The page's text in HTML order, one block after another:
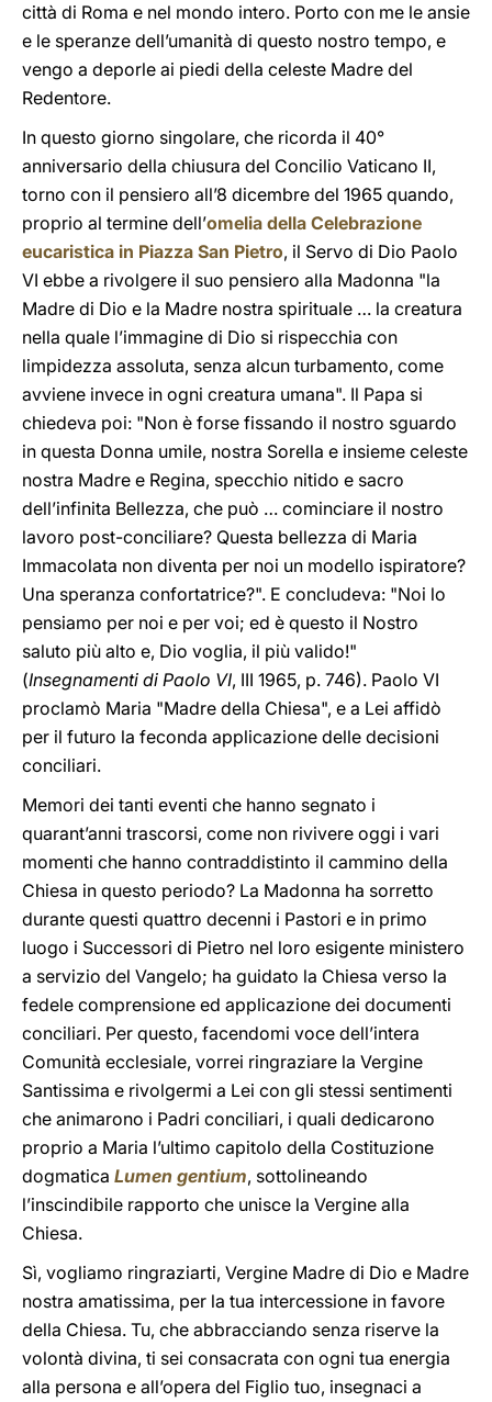
città di Roma e nel mondo intero. Porto con me le ansie
e le speranze dell’umanità di questo nostro tempo, e
vengo a deporle ai piedi della celeste Madre del
Redentore.
In questo giorno singolare, che ricorda il 40°
anniversario della chiusura del Concilio Vaticano II,
torno con il pensiero all’8 dicembre del 1965 quando,
proprio al termine dell’omelia della Celebrazione
eucaristica in Piazza San Pietro, il Servo di Dio Paolo
VI ebbe a rivolgere il suo pensiero alla Madonna "la
Madre di Dio e la Madre nostra spirituale … la creatura
nella quale l’immagine di Dio si rispecchia con
limpidezza assoluta, senza alcun turbamento, come
avviene invece in ogni creatura umana". Il Papa si
chiedeva poi: "Non è forse fissando il nostro sguardo
in questa Donna umile, nostra Sorella e insieme celeste
nostra Madre e Regina, specchio nitido e sacro
dell’infinita Bellezza, che può … cominciare il nostro
lavoro post-conciliare? Questa bellezza di Maria
Immacolata non diventa per noi un modello ispiratore?
Una speranza confortatrice?". E concludeva: "Noi lo
pensiamo per noi e per voi; ed è questo il Nostro
saluto più alto e, Dio voglia, il più valido!"
(Insegnamenti di Paolo VI, III 1965, p. 746). Paolo VI
proclamò Maria "Madre della Chiesa", e a Lei affidò
per il futuro la feconda applicazione delle decisioni
conciliari.
Memori dei tanti eventi che hanno segnato i
quarant’anni trascorsi, come non rivivere oggi i vari
momenti che hanno contraddistinto il cammino della
Chiesa in questo periodo? La Madonna ha sorretto
durante questi quattro decenni i Pastori e in primo
luogo i Successori di Pietro nel loro esigente ministero
a servizio del Vangelo; ha guidato la Chiesa verso la
fedele comprensione ed applicazione dei documenti
conciliari. Per questo, facendomi voce dell’intera
Comunità ecclesiale, vorrei ringraziare la Vergine
Santissima e rivolgermi a Lei con gli stessi sentimenti
che animarono i Padri conciliari, i quali dedicarono
proprio a Maria l’ultimo capitolo della Costituzione
dogmatica Lumen gentium, sottolineando
l’inscindibile rapporto che unisce la Vergine alla
Chiesa.
Sì, vogliamo ringraziarti, Vergine Madre di Dio e Madre
nostra amatissima, per la tua intercessione in favore
della Chiesa. Tu, che abbracciando senza riserve la
volontà divina, ti sei consacrata con ogni tua energia
alla persona e all’opera del Figlio tuo, insegnaci a